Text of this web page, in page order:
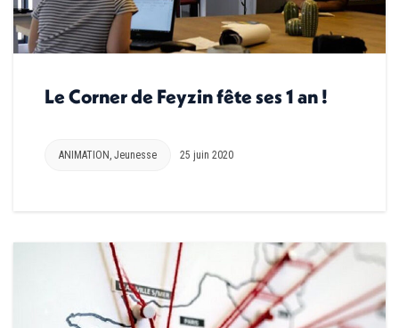
Le Corner de Feyzin fête ses 1 an !
ANIMATION , Jeunesse 25 juin 2020